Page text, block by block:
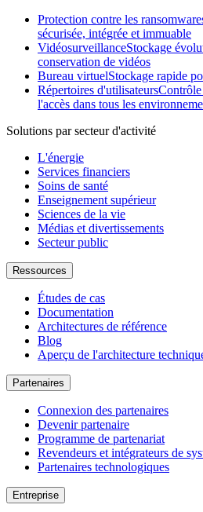
Protection contre les
sécurisée, intégrée et immuable
VidéosurveillanceStockage
conservation de vidéos
Bureau virtuelStockage rapide
Répertoires d'utilisateurs
l'accès dans tous les
Solutions par secteur d'activité
L'énergie
Services financiers
Soins de santé
Enseignement supérieur
Sciences de la vie
Médias et divertissements
Secteur public
Ressources
Études de cas
Documentation
Architectures de référence
Blog
Aperçu de l'architecture
Partenaires
Connexion des partenaires
Devenir partenaire
Programme de partenariat
Revendeurs et intégrateurs de
Partenaires technologiques
Entreprise